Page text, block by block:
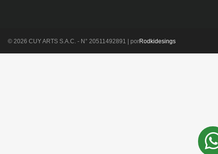
© 2026 CUY ARTS S.A.C. - N° 20511492891 | porRodkidesings